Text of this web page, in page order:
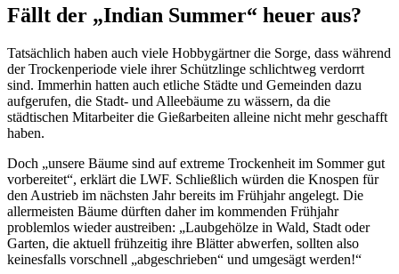
Fällt der „Indian Summer“ heuer aus?
Tatsächlich haben auch viele Hobbygärtner die Sorge, dass während
der Trockenperiode viele ihrer Schützlinge schlichtweg verdorrt
sind. Immerhin hatten auch etliche Städte und Gemeinden dazu
aufgerufen, die Stadt- und Alleebäume zu wässern, da die
städtischen Mitarbeiter die Gießarbeiten alleine nicht mehr geschafft
haben.
Doch „unsere Bäume sind auf extreme Trockenheit im Sommer gut
vorbereitet“, erklärt die LWF. Schließlich würden die Knospen für
den Austrieb im nächsten Jahr bereits im Frühjahr angelegt. Die
allermeisten Bäume dürften daher im kommenden Frühjahr
problemlos wieder austreiben: „Laubgehölze in Wald, Stadt oder
Garten, die aktuell frühzeitig ihre Blätter abwerfen, sollten also
keinesfalls vorschnell „abgeschrieben“ und umgesägt werden!“